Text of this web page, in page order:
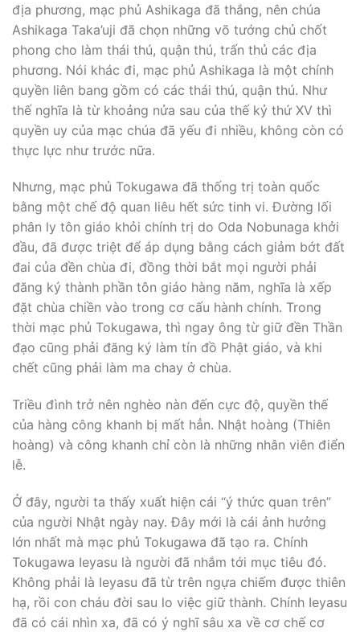
địa phương, mạc phủ Ashikaga đã thắng, nên chúa
Ashikaga Taka’uji đã chọn những võ tướng chủ chốt
phong cho làm thái thú, quận thú, trấn thủ các địa
phương. Nói khác đi, mạc phủ Ashikaga là một chính
quyền liên bang gồm có các thái thú, quận thú. Như
thế nghĩa là từ khoảng nửa sau của thế kỷ thứ XV thì
quyền uy của mạc chúa đã yếu đi nhiều, không còn có
thực lực như trước nữa.
Nhưng, mạc phủ Tokugawa đã thống trị toàn quốc
bằng một chế độ quan liêu hết sức tinh vi. Ðường lối
phân ly tôn giáo khỏi chính trị do Oda Nobunaga khởi
đầu, đã được triệt để áp dụng bằng cách giảm bớt đất
đai của đền chùa đi, đồng thời bắt mọi người phải
đăng ký thành phần tôn giáo hàng năm, nghĩa là xếp
đặt chùa chiền vào trong cơ cấu hành chính. Trong
thời mạc phủ Tokugawa, thì ngay ông từ giữ đền Thần
đạo cũng phải đăng ký làm tín đồ Phật giáo, và khi
chết cũng phải làm ma chay ở chùa.
Triều đình trở nên nghèo nàn đến cực độ, quyền thế
của hàng công khanh bị mất hẳn. Nhật hoàng (Thiên
hoàng) và công khanh chỉ còn là những nhân viên điển
lễ.
Ở đây, người ta thấy xuất hiện cái “ý thức quan trên”
của người Nhật ngày nay. Ðây mới là cái ảnh hưởng
lớn nhất mà mạc phủ Tokugawa đã tạo ra. Chính
Tokugawa Ieyasu là người đã nhắm tới mục tiêu đó.
Không phải là Ieyasu đã từ trên ngựa chiếm được thiên
hạ, rồi con cháu đời sau lo việc giữ thành. Chính Ieyasu
đã có cái nhìn xa, đã có ý nghĩ sâu xa về cơ chế cơ